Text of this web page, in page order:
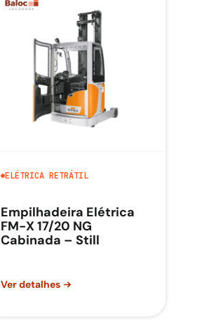
ELÉTRICA RETRÁTIL
Empilhadeira Elétrica
FM-X 17/20 NG
Cabinada – Still
Ver detalhes